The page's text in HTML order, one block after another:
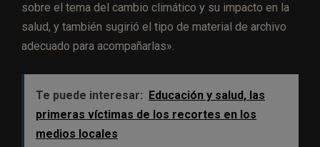
sobre el tema del cambio climático y su impacto en la
salud, y también sugirió el tipo de material de archivo
adecuado para acompañarlas».
Te puede interesar: Educación y salud, las
primeras víctimas de los recortes en los
medios locales